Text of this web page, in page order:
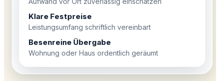
Klare Festpreise
Leistungsumfang schriftlich vereinbart
Besenreine Übergabe
Wohnung oder Haus ordentlich geräumt